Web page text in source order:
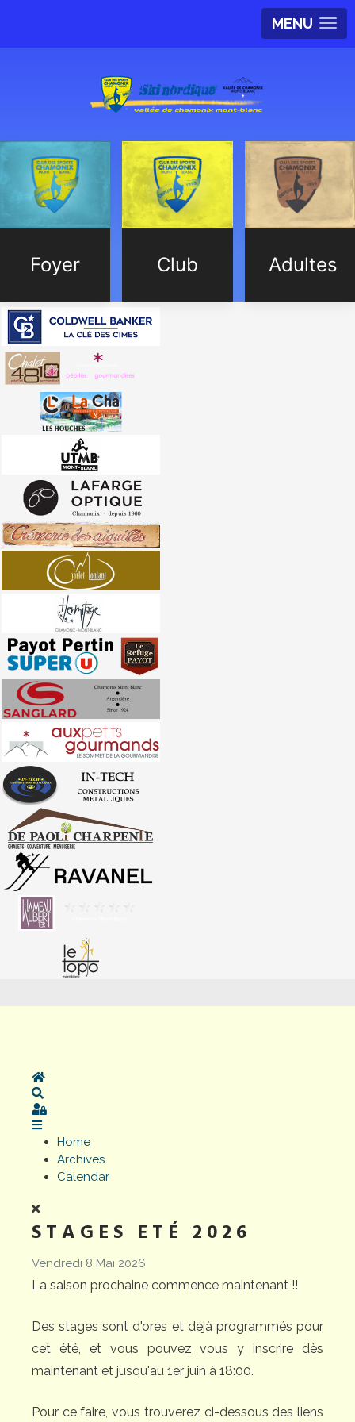
MENU
Foyer Club Adultes
Home
Sign In
Home
Archives
Calendar
STAGES ETÉ 2026
Vendredi 8 Mai 2026
La saison prochaine commence maintenant !!
Des stages sont d'ores et déjà programmés pour
cet été, et vous pouvez vous y inscrire dès
maintenant et jusqu'au 1er juin à 18:00.
Pour ce faire, vous trouverez ci-dessous des liens